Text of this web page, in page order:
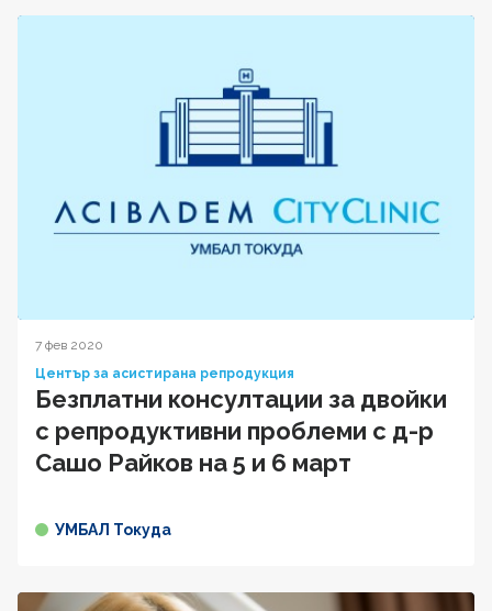
7 фев 2020
Център за асистирана репродукция
Безплатни консултации за двойки
с репродуктивни проблеми с д-р
Сашо Райков на 5 и 6 март
УМБАЛ Токуда